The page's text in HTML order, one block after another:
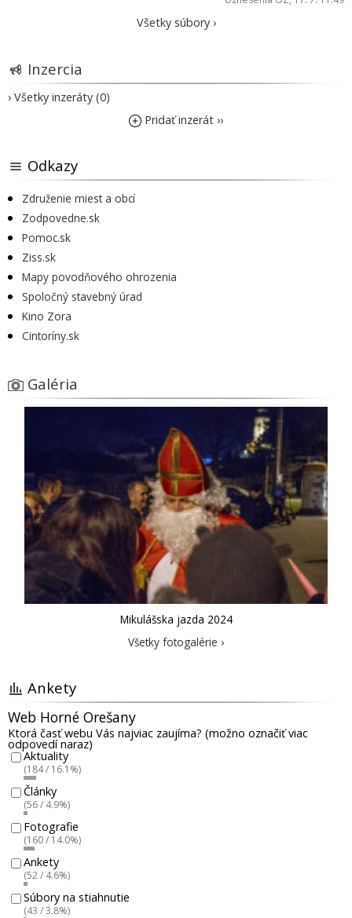
Všetky súbory ›
Inzercia
› Všetky inzeráty (0)
Pridať inzerát ››
Odkazy
Združenie miest a obcí
Zodpovedne.sk
Pomoc.sk
Ziss.sk
Mapy povodňového ohrozenia
Spoločný stavebný úrad
Kino Zora
Cintoríny.sk
Galéria
Mikulášska jazda 2024
Všetky fotogalérie ›
Ankety
Web Horné Orešany
Ktorá časť webu Vás najviac zaujíma? (možno označiť viac
odpovedí naraz)
Aktuality
(184 / 16.1%)
Články
(56 / 4.9%)
Fotografie
(160 / 14.0%)
Ankety
(52 / 4.6%)
Súbory na stiahnutie
(43 / 3.8%)